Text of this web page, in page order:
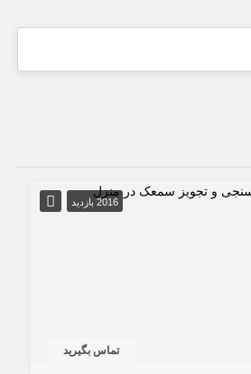
2016 بازدید
تماس بگیرید